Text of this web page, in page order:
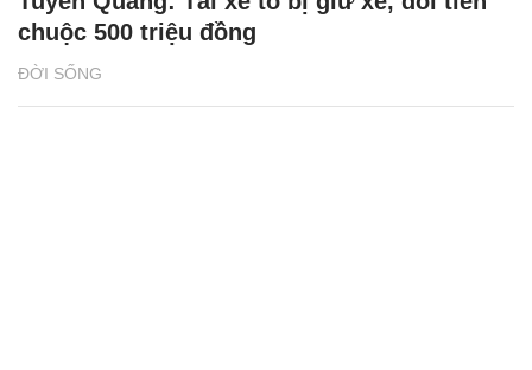
ĐỜI SỐNG
chuộc 500 triệu đồng